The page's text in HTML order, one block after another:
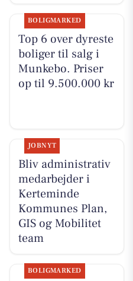
BOLIGMARKED
Top 6 over dyreste
boliger til salg i
Munkebo. Priser
op til 9.500.000 kr
JOBNYT
Bliv administrativ
medarbejder i
Kerteminde
Kommunes Plan,
GIS og Mobilitet
team
BOLIGMARKED